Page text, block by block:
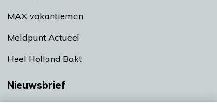
MAX vakantieman
Meldpunt Actueel
Heel Holland Bakt
Nieuwsbrief